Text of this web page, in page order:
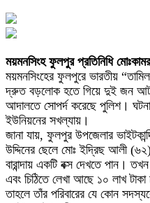
ময়মনসিংহ ফুলপুর প্রতিনিধি
ময়মনসিংহের ফুলপুরে ভারতীয়
দ্রুত বড়লোক হতে গিয়ে দুই জন
আদালতে সোপর্দ করেছে পুলিশ।
ইউনিয়নের সখল্যায়।
জানা যায়, ফুলপুর উপজেলার
উদ্দিনের ছেলে মোঃ ইদ্রিছ আলী
বারান্দায় একটি বক্স দেখতে পান।
এবং চিঠিতে লেখা আছে ১০ লাখ
তাহলে তাঁর পরিবারের যে কোন